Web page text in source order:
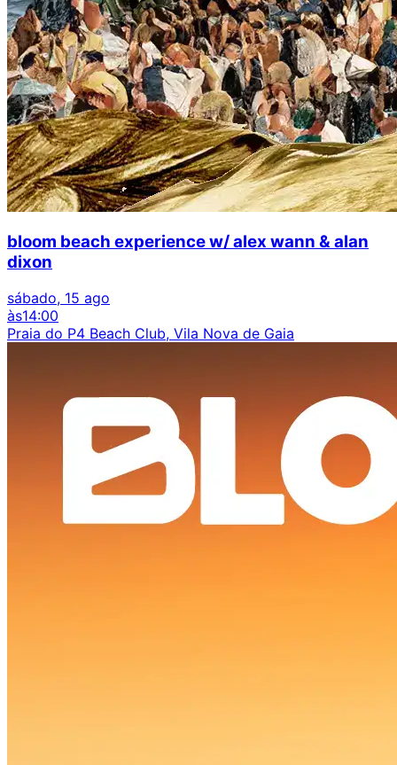
bloom beach experience w/ alex wann & alan
dixon
sábado, 15 ago
às14:00
Praia do P4 Beach Club, Vila Nova de Gaia